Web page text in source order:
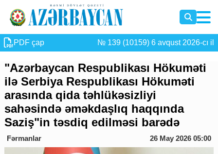
PDF çap № 139 (10159) 6 avqust 2026-cı il
"Azərbaycan Respublikası Hökuməti
ilə Serbiya Respublikası Hökuməti
arasında qida təhlükəsizliyi
sahəsində əməkdaşlıq haqqında
Saziş"in təsdiq edilməsi barədə
Fərmanlar 26 May 2026 05:00